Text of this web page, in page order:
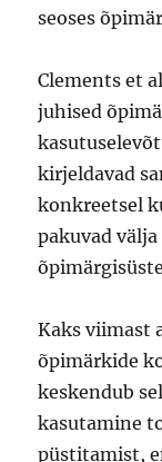
seoses
Clements et
juhised
kirjeldavad
konkreetsel
pakuvad
Kaks viimast
õpimärkide
keskendub
kasutamine
püstitamist,